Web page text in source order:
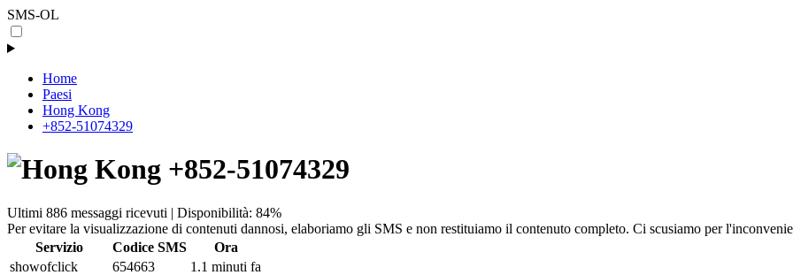
SMS-OL
Home
Paesi
Hong Kong
+852-51074329
+852-51074329
Ultimi 886 messaggi ricevuti | Disponibilità: 84%
Per evitare la visualizzazione di contenuti dannosi, elaboriamo gli SMS e non restituiamo il contenuto completo. Ci scusiamo per
Servizio
Codice SMS
Ora
showofclick
654663
1.1 minuti fa